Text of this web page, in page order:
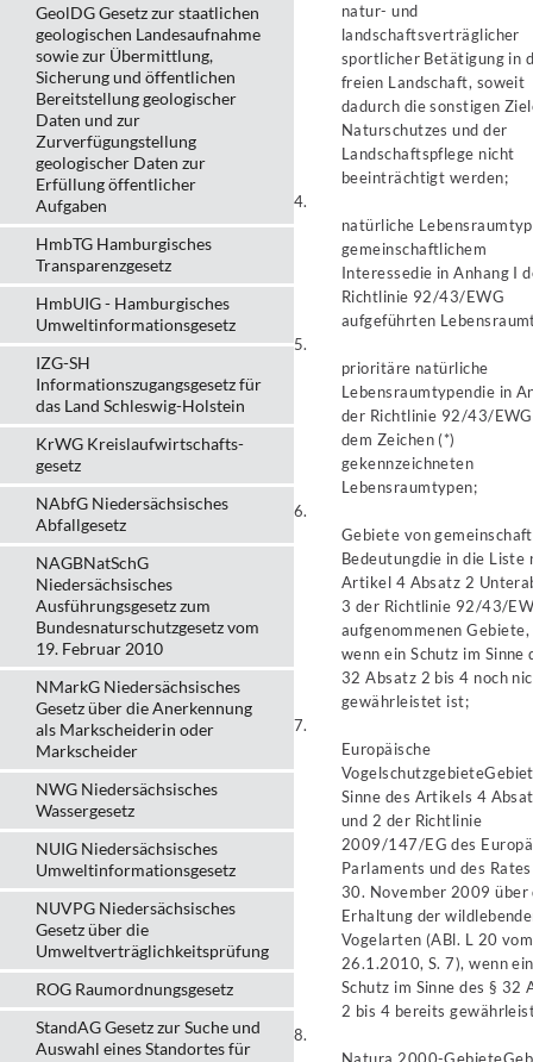
GeolDG Gesetz zur staatlichen
geologischen Landesaufnahme
sowie zur Übermittlung,
Sicherung und öffentlichen
Bereitstellung geologischer
Daten und zur
Zurverfügungstellung
geologischer Daten zur
Erfüllung öffentlicher
Aufgaben
HmbTG Hamburgisches
Transparenzgesetz
HmbUIG - Hamburgisches
Umweltinformationsgesetz
IZG-SH
Informationszugangsgesetz für
das Land Schleswig-Holstein
KrWG Kreislaufwirtschafts­
gesetz
NAbfG Niedersächsisches
Abfallgesetz
NAGBNatSchG
Niedersächsisches
Ausführungsgesetz zum
Bundesnaturschutzgesetz vom
19. Februar 2010
NMarkG Niedersächsisches
Gesetz über die Anerkennung
als Markscheiderin oder
Markscheider
NWG Niedersächsisches
Wassergesetz
NUIG Niedersächsisches
Umweltinformationsgesetz
NUVPG Niedersächsisches
Gesetz über die
Umweltverträglichkeitsprüfung
ROG Raumordnungsgesetz
StandAG Gesetz zur Suche und
Auswahl eines Standortes für
natur- und
landschaftsverträglicher
sportlicher Betätigung in
freien Landschaft, soweit
dadurch die sonstigen
Naturschutzes und der
Landschaftspflege nicht
beeinträchtigt werden;
4.
natürliche
gemeinschaftlichem
Interessedie in Anhang I
Richtlinie 92/43/EWG
aufgeführten
5.
prioritäre natürliche
Lebensraumtypendie in
der Richtlinie 92/43/
dem Zeichen (*)
gekennzeichneten
Lebensraumtypen;
6.
Gebiete von
Bedeutungdie in die Liste
Artikel 4 Absatz 2
3 der Richtlinie 92/43/
aufgenommenen Gebiete,
wenn ein Schutz im Sinne
32 Absatz 2 bis 4 noch
gewährleistet ist;
7.
Europäische
Vogelschutzgebiete
Sinne des Artikels 4
und 2 der Richtlinie
2009/147/EG des
Parlaments und des
30. November 2009 über
Erhaltung der
Vogelarten (ABl. L 20 vom
26.1.2010, S. 7), wenn ein
Schutz im Sinne des § 32
2 bis 4 bereits
8.